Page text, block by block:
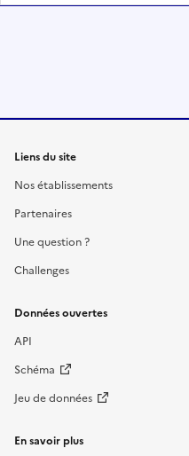
Liens du site
Nos établissements
Partenaires
Une question ?
Challenges
Données ouvertes
API
Schéma
Jeu de données
En savoir plus